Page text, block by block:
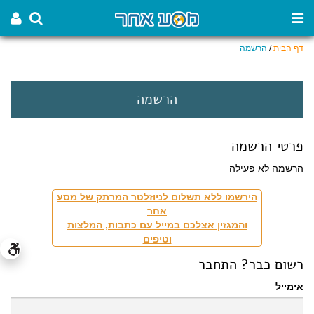
דף הבית/ הרשמה
הרשמה
פרטי הרשמה
הרשמה לא פעילה
הירשמו ללא תשלום לניוזלטר המרתק של מסע
אחר
והמגזין אצלכם במייל עם כתבות, המלצות
וטיפים
רשום כבר? התחבר
אימייל